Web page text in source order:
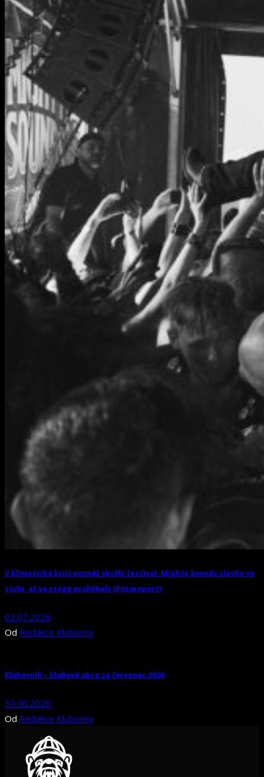
V klimatické krizi poznáš skvělý festival. Mighty Sounds slavilo ve
stylu, až se stage prohýbaly (Fotoreport)
02.07.2026
Od Redakce Klubovny
Klubovník – klubové akce za červenec 2026
30.06.2026
Od Redakce Klubovny